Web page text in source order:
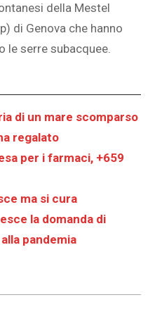
della Mestel
di Genova che hanno
le serre subacquee.
di un mare scomparso
regalato
per i farmaci, +659
ma si cura
la domanda di
pandemia